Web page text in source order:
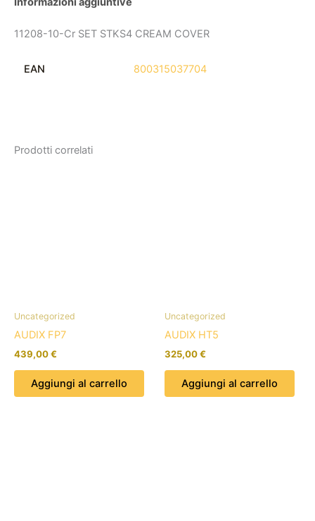
11208-10-Cr SET STKS4 CREAM COVER
EAN 800315037704
Prodotti correlati
Uncategorized
AUDIX FP7
439,00€
Aggiungi al carrello
Uncategorized
AUDIX HT5
325,00€
Aggiungi al carrello